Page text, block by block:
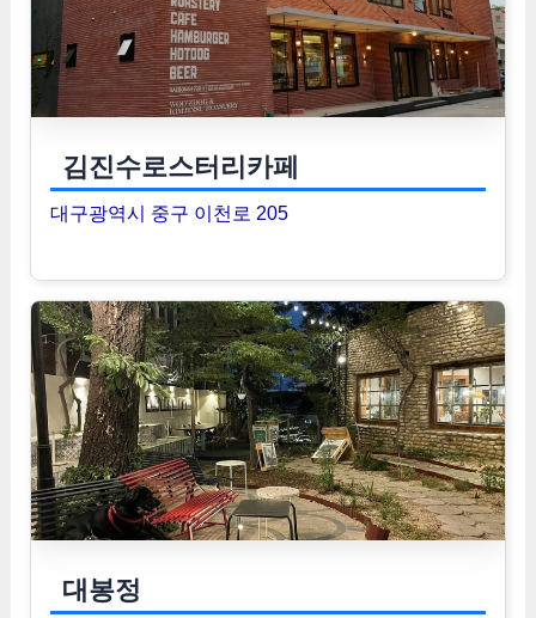
김진수로스터리카페
대구광역시 중구 이천로 205
대봉정